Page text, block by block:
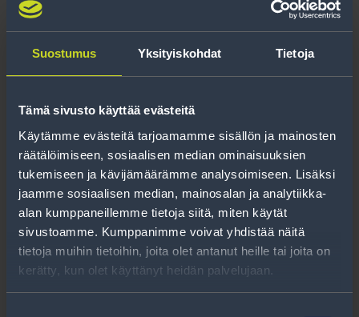
Suostumus Yksityiskohdat Tietoja
Tämä sivusto käyttää evästeitä
Käytämme evästeitä tarjoamamme sisällön ja mainosten
räätälöimiseen, sosiaalisen median ominaisuuksien
tukemiseen ja kävijämäärämme analysoimiseen. Lisäksi
jaamme sosiaalisen median, mainosalan ja analytiikka-
alan kumppaneillemme tietoja siitä, miten käytät
sivustoamme. Kumppanimme voivat yhdistää näitä
tietoja muihin tietoihin, joita olet antanut heille tai joita on
kerätty, kun olet käyttänyt heidän palvelujaan.
Lue lisää
Pultti 14×1,50 59/82mm
Pinnapultit